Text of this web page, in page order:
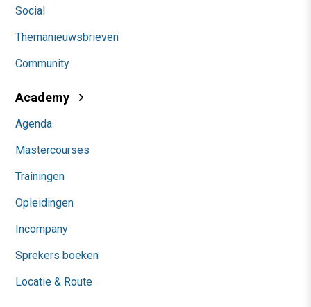
Social
Themanieuwsbrieven
Community
Academy
Agenda
Mastercourses
Trainingen
Opleidingen
Incompany
Sprekers boeken
Locatie & Route